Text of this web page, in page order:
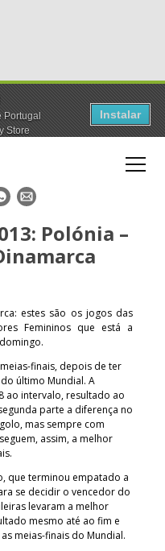
Portugal
Store
Instalar
E-
Polónia –
estes são os jogos das
Femininos que está a
finais, depois de ter
último Mundial. A
ao intervalo, resultado ao
parte a diferença no
mas sempre com
assim, a melhor
que terminou empatado a
se decidir o vencedor do
levaram a melhor
mesmo até ao fim e
meias-finais do Mundial.